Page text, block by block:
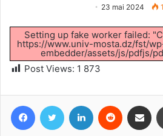
23 mai 2024
Setting up fake worker failed:
https://www.univ-mosta.dz/fst/
embedder/assets/js/pdfjs/
Post Views: 1 873
FacebookTwitter Linkedin Reddit